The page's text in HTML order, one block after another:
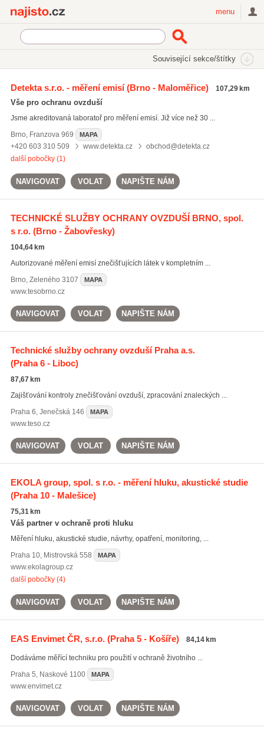
menu
Související sekce/štítky
měření imisí(21)
akustické studie (30)
Všechny související štítky
Detekta s.r.o. - měření emisí(Brno - Maloměřice) 107,29 km
Vše pro ochranu ovzduší
Jsme akreditovaná laboratoř pro měření emisí. Již více než 30 ...
Brno, Franzova 969 MAPA
+420 603 310 509 www.detekta.cz
obchod@detekta.cz
další pobočky (1)
NAVIGOVAT VOLAT NAPIŠTE NÁM
TECHNICKÉ SLUŽBY OCHRANY OVZDUŠÍ BRNO, spol.
s r.o.(Brno - Žabovřesky)
104,64 km
Autorizované měření emisí znečišťujících látek v kompletním ...
Brno, Zeleného 3107 MAPA
www.tesobrno.cz
NAVIGOVAT VOLAT NAPIŠTE NÁM
Technické služby ochrany ovzduší Praha a.s.
(Praha 6 - Liboc)
87,67 km
Zajišťování kontroly znečišťování ovzduší, zpracování znaleckých ...
Praha 6, Jenečská 146 MAPA
www.teso.cz
NAVIGOVAT VOLAT NAPIŠTE NÁM
EKOLA group, spol. s r.o. - měření hluku, akustické studie
(Praha 10 - Malešice)
75,31 km
Váš partner v ochraně proti hluku
Měření hluku, akustické studie, návrhy, opatření, monitoring, ...
Praha 10, Mistrovská 558 MAPA
www.ekolagroup.cz
další pobočky (4)
NAVIGOVAT VOLAT NAPIŠTE NÁM
EAS Envimet ČR, s.r.o.(Praha 5 - Košíře) 84,14 km
Dodáváme měřící techniku pro použití v ochraně životního ...
Praha 5, Naskové 1100 MAPA
www.envimet.cz
NAVIGOVAT VOLAT NAPIŠTE NÁM